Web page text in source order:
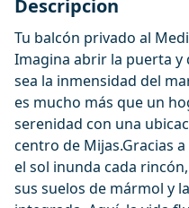
Descripcion
Tu balcón privado al
Imagina abrir la puerta
sea la inmensidad del
es mucho más que un
serenidad con una
centro de Mijas.Gracias
el sol inunda cada
sus suelos de mármol y